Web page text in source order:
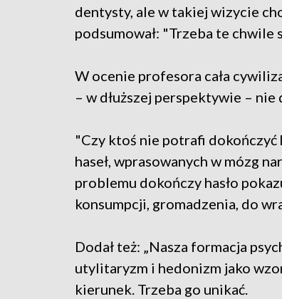
dentysty, ale w takiej wizycie
podsumował: "Trzeba te chwile
W ocenie profesora cała
– w dłuższej perspektywie –
"Czy ktoś nie potrafi dokończyć
haseł, wprasowanych w mózg
problemu dokończy hasło
konsumpcji, gromadzenia, do
Dodał też: „Nasza formacja
utylitaryzm i hedonizm jako
kierunek. Trzeba go unikać.